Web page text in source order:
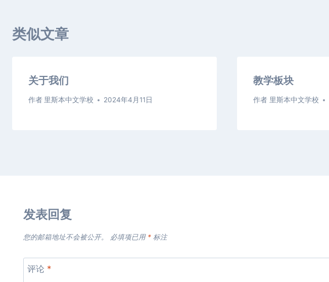
类似文章
关于我们
作者 里斯本中文学校 2024年4月11日
教学板块
作者 里斯本中文学校
发表回复
您的邮箱地址不会被公开。 必填项已用 *标注
评论 *